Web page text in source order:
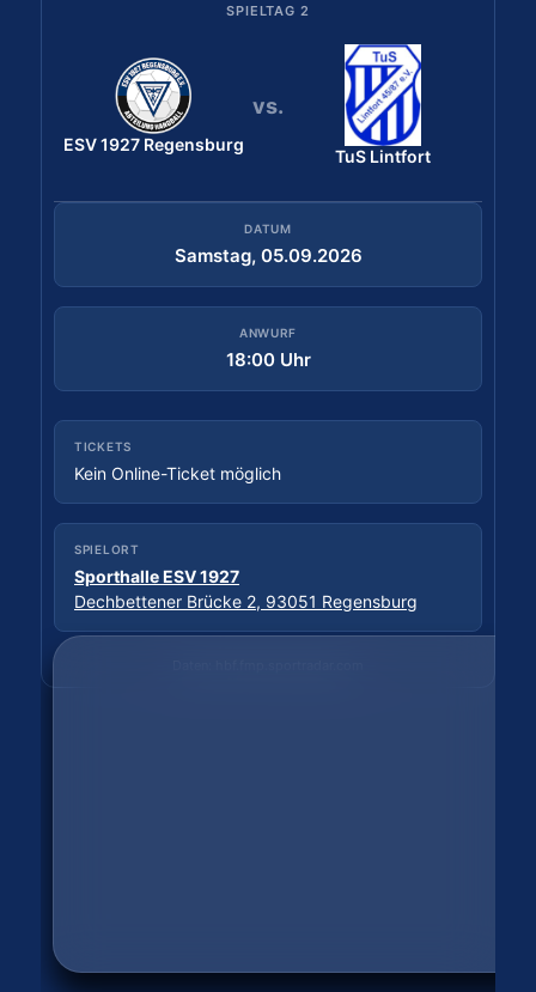
SPIELTAG 1
Bergischer HC
ESV 1927 Regensburg
DATUM
Samstag, 29.08.2026
ANWURF
18:30 Uhr
TICKETS
SPIELORT
Wittkuller Straße, 42719 Solingen
Daten: hbf.fmp.sportradar.com
SPIELTAG 2
ESV 1927 Regensburg
vs.
TuS Lintfort
DATUM
Samstag, 05.09.2026
ANWURF
18:00 Uhr
TICKETS
Kein Online-Ticket möglich
SPIELORT
Sporthalle ESV 1927
Dechbettener Brücke 2, 93051 Regensburg